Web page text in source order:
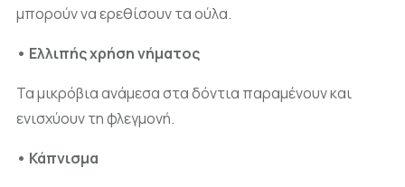
μπορούν να ερεθίσουν τα ούλα.
• Ελλιπής χρήση νήματος
Τα μικρόβια ανάμεσα στα δόντια παραμένουν και
ενισχύουν τη φλεγμονή.
• Κάπνισμα